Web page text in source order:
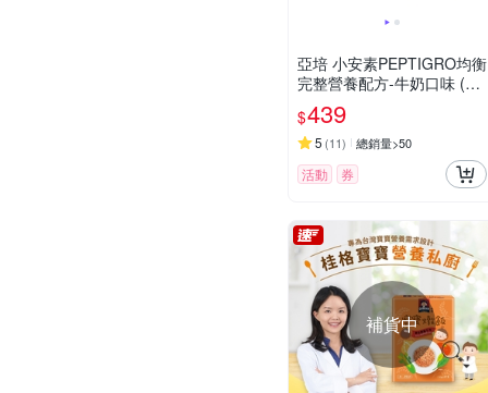
亞培 小安素PEPTIGRO均衡
完整營養配方-牛奶口味 (48.
6g x 8包)
$439
5 (11) 總銷量>50
活動 券
補貨中